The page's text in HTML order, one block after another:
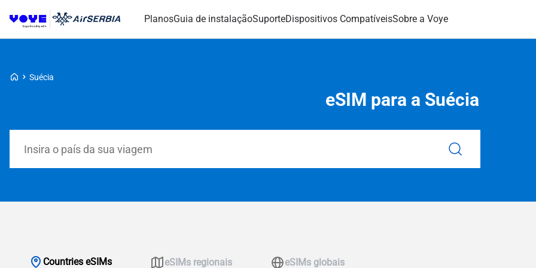
PlanosGuia de instalaçãoSuporteDispositivos CompatíveisSobre a Voye
Voye Homepage
Suécia
eSIM para a Suécia
Countries eSIMs eSIMs regionais eSIMs globais